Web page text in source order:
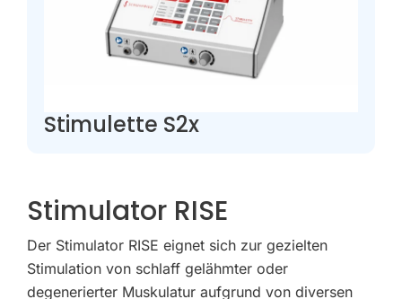
Stimulette S2x
Stimulator RISE
Der Stimulator RISE eignet sich zur gezielten
Stimulation von schlaff gelähmter oder
degenerierter Muskulatur aufgrund von diversen